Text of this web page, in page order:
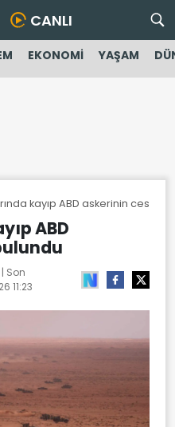
CANLI
EKONOMİ YAŞAM
kayıp ABD askerinin cesedi
ABD
| Son
11:23